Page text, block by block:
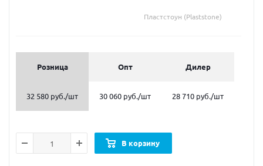
Пластстоун (Plaststone)
Розница Опт Дилер
32 580 руб./шт 30 060 руб./шт 28 710 руб./шт
В корзину